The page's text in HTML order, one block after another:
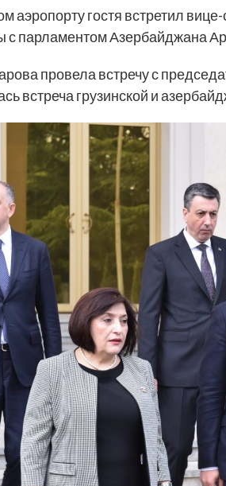
гостя встретил
с парламентом Азербайджана
провела встречу с
встреча грузинской и